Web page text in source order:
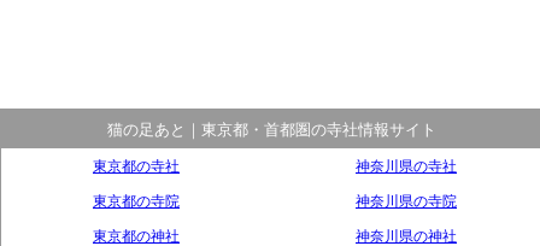
猫の足あと｜東京都・首都圏の寺社情報サイト
東京都の寺社
東京都の寺院
東京都の神社
神奈川県の寺社
神奈川県の寺院
神奈川県の神社